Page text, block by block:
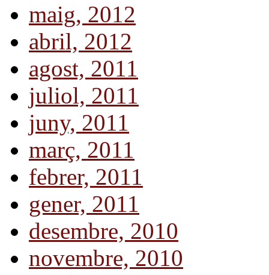
maig, 2012
abril, 2012
agost, 2011
juliol, 2011
juny, 2011
març, 2011
febrer, 2011
gener, 2011
desembre, 2010
novembre, 2010